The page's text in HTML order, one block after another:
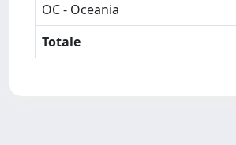
OC - Oceania
Totale